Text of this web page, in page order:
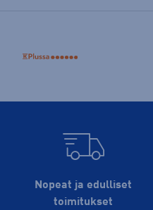
Nopeat ja edulliset
toimitukset